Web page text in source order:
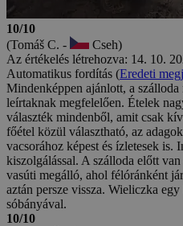
10/10
(Tomáš C. -
Cseh)
Az értékelés létrehozva: 14. 10.
Automatikus fordítás (Eredeti
Mindenképpen ajánlott, a szálloda
leírtaknak megfelelően. Ételek
választék mindenből, amit csak
főétel közül választható, az
vacsorához képest és ízletesek is.
kiszolgálással. A szálloda előtt
vasúti megálló, ahol félóránként
aztán persze vissza. Wieliczka
sóbányával.
10/10